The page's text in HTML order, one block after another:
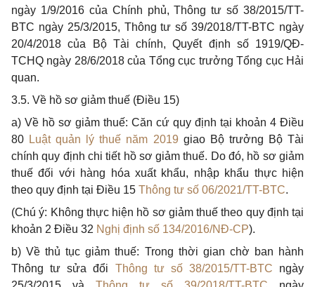
ngày 1/9/2016 của Chính phủ, Thông tư số 38/2015/TT-
BTC ngày 25/3/2015, Thông tư số 39/2018/TT-BTC ngày
20/4/2018 của Bộ Tài chính, Quyết định số1919/QĐ-
TCHQ ngày 28/6/2018 của Tổng cục trưởng Tổng cục Hải
quan.
3.5. Về hồ sơ giảm thuế (Điều 15)
a) Về hồ sơ giảm thuế: Căn cứ quy định tại khoản 4 Điều
80 Luật quản lý thuế năm 2019 giao Bộ trưởng Bộ Tài
chính quy định chi tiết hồ sơ giảm thuế. Dođó, hồ sơ giảm
thuế đối với hàng hóa xuất khẩu, nhập khẩu thực hiện
theo quy định tại Điều 15 Thông tư số 06/2021/TT-BTC.
(Chú ý: Không thực hiện hồ sơ giảm thuế theo quy định tại
khoản 2 Điều 32 Nghị định số 134/2016/NĐ-CP).
b)Về thủ tục giảm thuế: Trong thời gian chờ ban hành
Thông tư sửa đổi Thông tư số 38/2015/TT-BTC ngày